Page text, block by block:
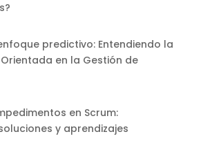
predictivo: Entendiendo la
en la Gestión de
en Scrum:
y aprendizajes